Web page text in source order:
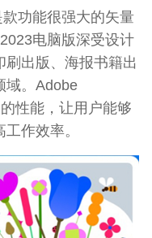
功能很强大的矢量
电脑版深受设计
出版、海报书籍出
域。Adobe
性能，让用户能够
作效率。